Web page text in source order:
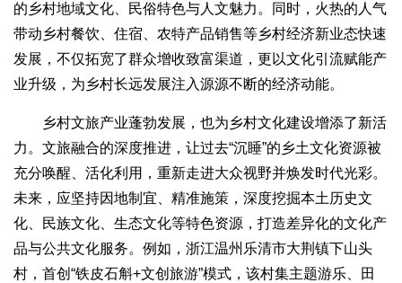
的乡村地域文化、民俗特色与人文魅力。同时，火热的人气
带动乡村餐饮、住宿、农特产品销售等乡村经济新业态快速
发展，不仅拓宽了群众增收致富渠道，更以文化引流赋能产
业升级，为乡村长远发展注入源源不断的经济动能。
乡村文旅产业蓬勃发展，也为乡村文化建设增添了新活
力。文旅融合的深度推进，让过去“沉睡”的乡土文化资源被
充分唤醒、活化利用，重新走进大众视野并焕发时代光彩。
未来，应坚持因地制宜、精准施策，深度挖掘本土历史文
化、民族文化、生态文化等特色资源，打造差异化的文化产
品与公共文化服务。例如，浙江温州乐清市大荆镇下山头
村，首创“铁皮石斛+文创旅游”模式，该村集主题游乐、田